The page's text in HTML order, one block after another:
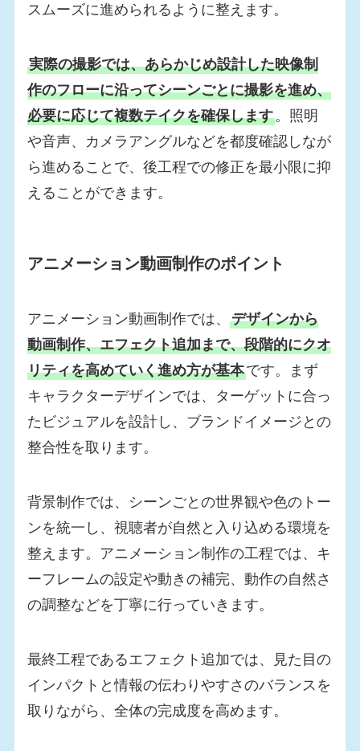
スムーズに進められるように整えます。
実際の撮影では、あらかじめ設計した映像制
作のフローに沿ってシーンごとに撮影を進め、
必要に応じて複数テイクを確保します。照明
や音声、カメラアングルなどを都度確認しなが
ら進めることで、後工程での修正を最小限に抑
えることができます。
アニメーション動画制作のポイント
アニメーション動画制作では、デザインから
動画制作、エフェクト追加まで、段階的にクオ
リティを高めていく進め方が基本です。まず
キャラクターデザインでは、ターゲットに合っ
たビジュアルを設計し、ブランドイメージとの
整合性を取ります。
背景制作では、シーンごとの世界観や色のトー
ンを統一し、視聴者が自然と入り込める環境を
整えます。アニメーション制作の工程では、キ
ーフレームの設定や動きの補完、動作の自然さ
の調整などを丁寧に行っていきます。
最終工程であるエフェクト追加では、見た目の
インパクトと情報の伝わりやすさのバランスを
取りながら、全体の完成度を高めます。